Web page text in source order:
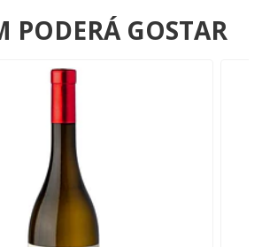
PODERÁ GOSTAR